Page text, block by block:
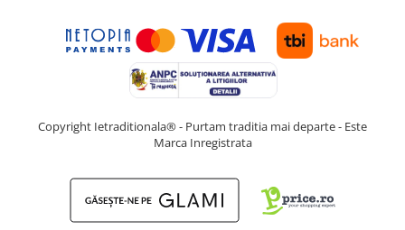
Copyright Ietraditionala® - Purtam traditia mai departe - Este
Marca Inregistrata